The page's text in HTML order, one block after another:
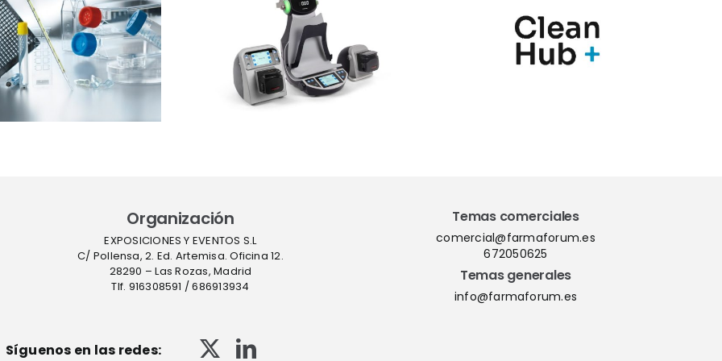
Scientific
presentará el
sistema Thermo
Scientific™
InstaFlux™ en
Farmaforum
exponen una
estrategia de
barreras
sucesivas para el
control de
Farmaforum las
novedades de sus
soluciones
Organización
EXPOSICIONES Y EVENTOS S.L
C/ Pollensa, 2. Ed. Artemisa. Oficina 12.
28290 – Las Rozas, Madrid
Tlf. 916308591 / 686913934
Temas comerciales
comercial@farmaforum.es
672050625
Temas generales
info@farmaforum.es
Síguenos en las redes: